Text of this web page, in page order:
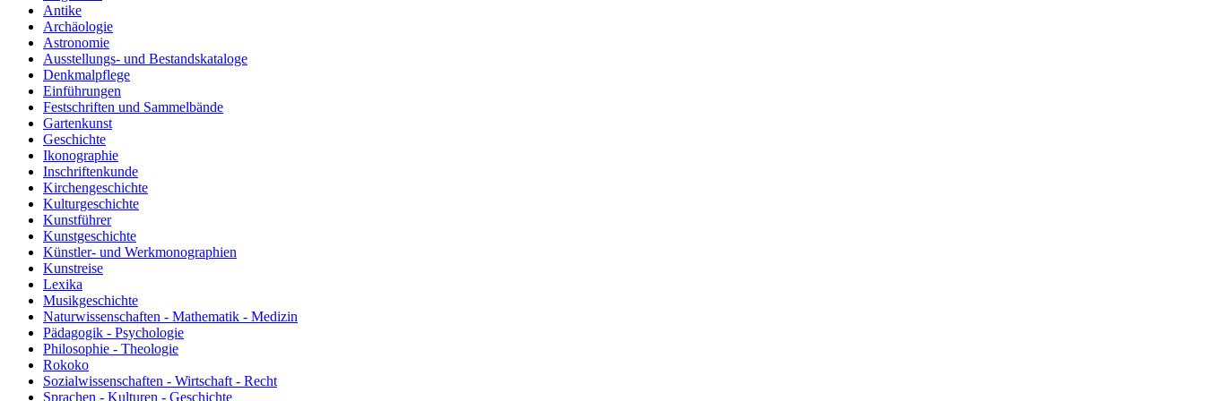
Antike
Archäologie
Astronomie
Ausstellungs- und Bestandskataloge
Denkmalpflege
Einführungen
Festschriften und Sammelbände
Gartenkunst
Geschichte
Ikonographie
Inschriftenkunde
Kirchengeschichte
Kulturgeschichte
Kunstführer
Kunstgeschichte
Künstler- und Werkmonographien
Kunstreise
Lexika
Musikgeschichte
Naturwissenschaften - Mathematik - Medizin
Pädagogik - Psychologie
Philosophie - Theologie
Rokoko
Sozialwissenschaften - Wirtschaft - Recht
Sprachen - Kulturen - Geschichte